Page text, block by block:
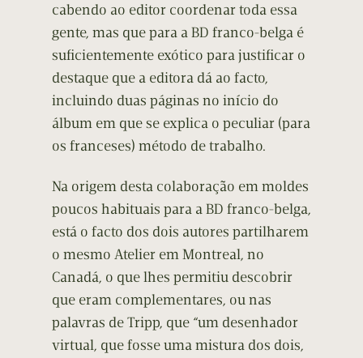
cabendo ao editor coordenar toda essa
gente, mas que para a BD franco-belga é
suficientemente exótico para justificar o
destaque que a editora dá ao facto,
incluindo duas páginas no início do
álbum em que se explica o peculiar (para
os franceses) método de trabalho.
Na origem desta colaboração em moldes
poucos habituais para a BD franco-belga,
está o facto dos dois autores partilharem
o mesmo Atelier em Montreal, no
Canadá, o que lhes permitiu descobrir
que eram complementares, ou nas
palavras de Tripp, que “um desenhador
virtual, que fosse uma mistura dos dois,